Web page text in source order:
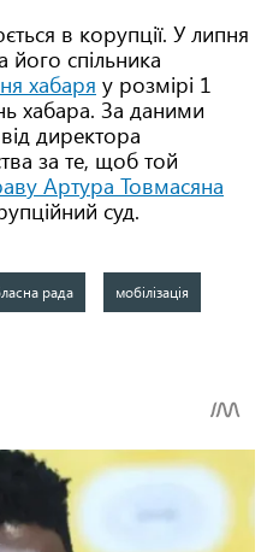
в корупції. У липня
спільника
хабаря у розмірі 1
хабара. За даними
директора
за те, щоб той
Артура Товмасяна
суд.
рада мобілізація